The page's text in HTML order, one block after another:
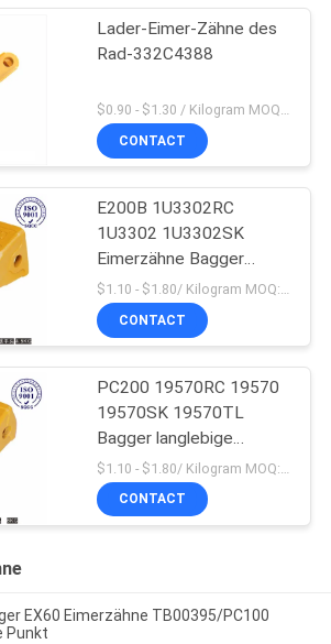
Lader-Eimer-Zähne des
Rad-332C4388
CONTACT
E200B 1U3302RC
1U3302 1U3302SK
Eimerzähne Bagger
Massenproduktion
CONTACT
PC200 19570RC 19570
19570SK 19570TL
Bagger langlebige
Eimerzähne für Komatsu
CONTACT
EX60 Eimerzähne TB00395/PC100
Punkt